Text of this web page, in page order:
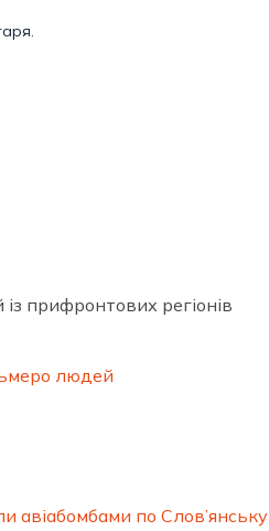
прифронтових регіонів
людей
авіабомбами по Слов’янську